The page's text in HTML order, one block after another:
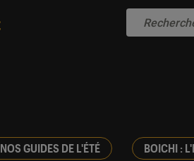
NOS GUIDES DE L'ÉTÉ BOICHI :